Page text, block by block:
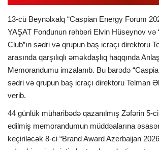
ANALİTİKA
Multimedia
13-cü Beynəlxalq “Caspian Energy Forum
YAŞAT Fondunun rəhbəri Elvin Hüseynov və
Club”ın sədri və qrupun baş icraçı direktoru
arasında qarşılıqlı əməkdaşlıq haqqında
Memorandumu imzalanıb. Bu barədə
sədri və qrupun baş icraçı direktoru Telman
verib.
44 günlük müharibədə qazanılmış Zəfərin 5-
edilmiş memorandumun müddəalarına
keçiriləcək 8-ci “Brand Award Azerbaijan